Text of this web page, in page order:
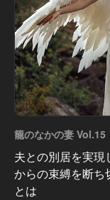
籠のなかの妻 Vol.15
夫との別居を実現
からの束縛を断ち
とは